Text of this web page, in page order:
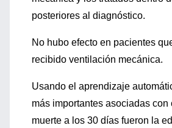
posteriores al diagnóstico.
No hubo efecto en pacientes
recibido ventilación mecánica.
Usando el aprendizaje
más importantes asociadas con
muerte a los 30 días fueron la